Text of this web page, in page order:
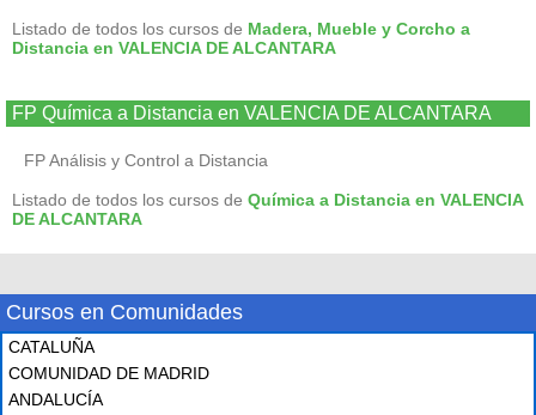
Listado de todos los cursos de Madera, Mueble y Corcho a
Distancia en VALENCIA DE ALCANTARA
FP Química a Distancia en VALENCIA DE ALCANTARA
FP Análisis y Control a Distancia
Listado de todos los cursos de Química a Distancia en VALENCIA
DE ALCANTARA
Cursos en Comunidades
CATALUÑA
COMUNIDAD DE MADRID
ANDALUCÍA